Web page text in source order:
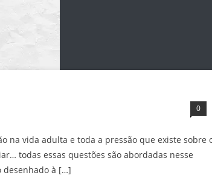
0
na vida adulta e toda a pressão que existe sobre
todas essas questões são abordadas nesse
desenhado à […]